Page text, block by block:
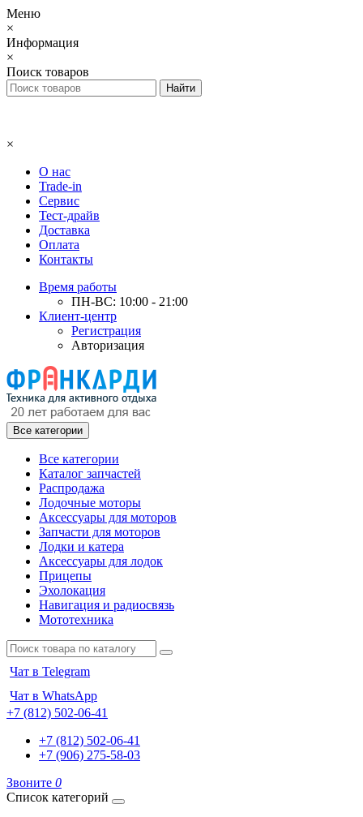
Меню
×
Информация
×
Поиск товаров
×
О нас
Trade-in
Сервис
Тест-драйв
Доставка
Оплата
Контакты
Время работы
ПН-ВС: 10:00 - 21:00
Клиент-центр
Регистрация
Авторизация
Все категории
Все категории
Каталог запчастей
Распродажа
Лодочные моторы
Аксессуары для моторов
Запчасти для моторов
Лодки и катера
Аксессуары для лодок
Прицепы
Эхолокация
Навигация и радиосвязь
Мототехника
Чат в Telegram
Чат в WhatsApp
+7 (812) 502-06-41
+7 (812) 502-06-41
+7 (906) 275-58-03
Звоните 0
Список категорий